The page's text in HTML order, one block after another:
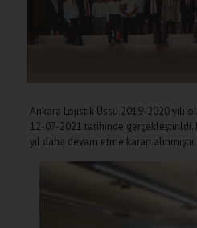
Ankara Lojistik Üssü 2019-2020 yılı
12-07-2021 tarihinde
yıl daha devam etme kararı alınmıştır.